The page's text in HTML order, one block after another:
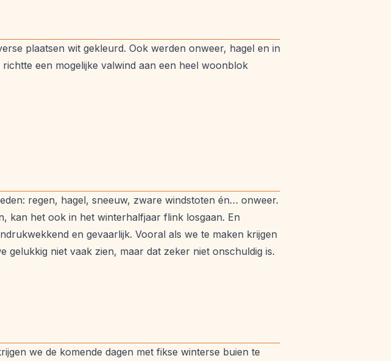
plaatsen wit gekleurd. Ook werden onweer, hagel en in
een mogelijke valwind aan een heel woonblok
regen, hagel, sneeuw, zware windstoten én… onweer.
kan het ook in het winterhalfjaar flink losgaan. En
en gevaarlijk. Vooral als we te maken krijgen
gelukkig niet vaak zien, maar dat zeker niet onschuldig is.
we de komende dagen met fikse winterse buien te